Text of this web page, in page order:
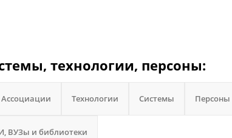
технологии, персоны:
Ассоциации Технологии Системы Персоны
ВУЗы и библиотеки